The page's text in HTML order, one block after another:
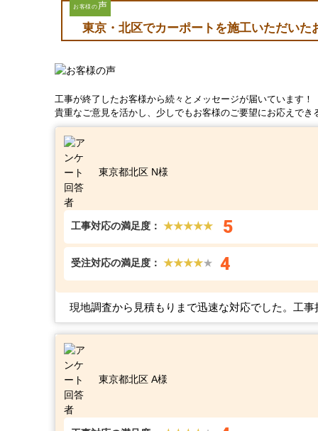
お客様の声
東京・北区でカーポートを施工いただいた
工事が終了したお客様から続々とメッセージが届いています！
貴重なご意見を活かし、少しでもお客様のご要望にお応えで
東京都北区 N様
工事対応の満足度： ★★★★★ 5
受注対応の満足度： ★★★★★ 4
現地調査から見積もりまで迅速な対応でした。工
東京都北区 A様